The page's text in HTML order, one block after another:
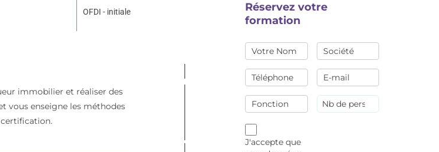
OFDI - initiale
immobilier et réaliser des
vous enseigne les méthodes
Réservez votre
formation
J'accepte que